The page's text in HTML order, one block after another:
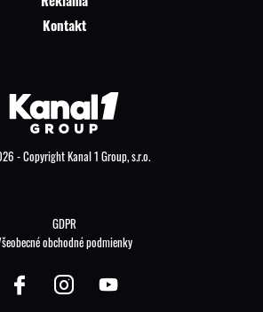
Kontakt
- Copyright Kanal 1 Group, s.r.o.
GDPR
obchodné podmienky